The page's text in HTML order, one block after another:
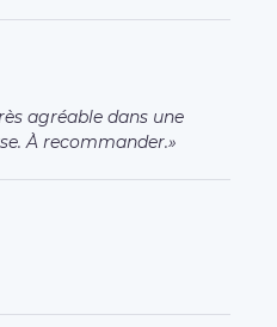
agréable dans une
À recommander.